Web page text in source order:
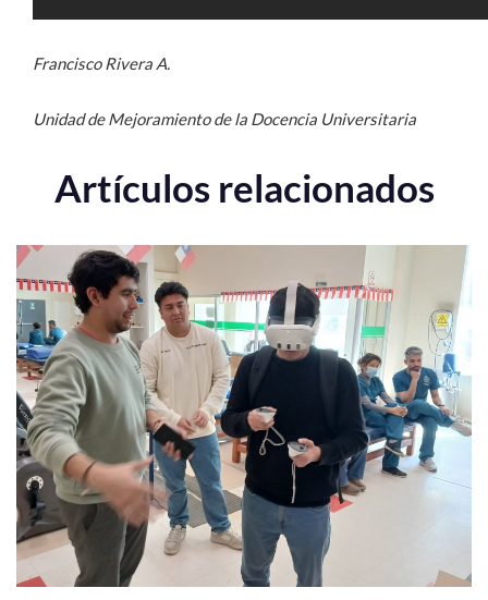
Francisco Rivera A.
Unidad de Mejoramiento de la Docencia Universitaria
Artículos relacionados